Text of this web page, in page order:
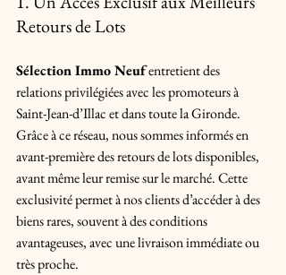
Retours de Lots
Sélection Immo Neuf entretient des
relations privilégiées avec les promoteurs à
Saint-Jean-d’Illac et dans toute la Gironde.
Grâce à ce réseau, nous sommes informés en
avant-première des retours de lots disponibles,
avant même leur remise sur le marché. Cette
exclusivité permet à nos clients d’accéder à des
biens rares, souvent à des conditions
avantageuses, avec une livraison immédiate ou
très proche.